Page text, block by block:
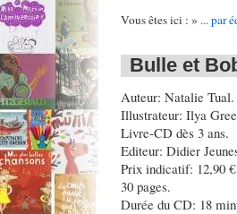
Vous êtes ici : » ... par
Bulle et
Auteur: Natalie Tual.
Illustrateur: Ilya
Livre-CD dès 3 ans.
Editeur: Didier
Prix indicatif: 12,90 €
30 pages.
Durée du CD: 18